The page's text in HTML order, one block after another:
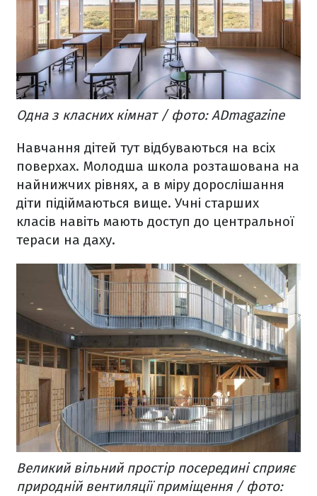
Одна з класних кімнат / фото: ADmagazine
Навчання дітей тут відбуваються на всіх
поверхах. Молодша школа розташована на
найнижчих рівнях, а в міру дорослішання
діти підіймаються вище. Учні старших
класів навіть мають доступ до центральної
тераси на даху.
Великий вільний простір посередині сприяє
природній вентиляції приміщення / фото: